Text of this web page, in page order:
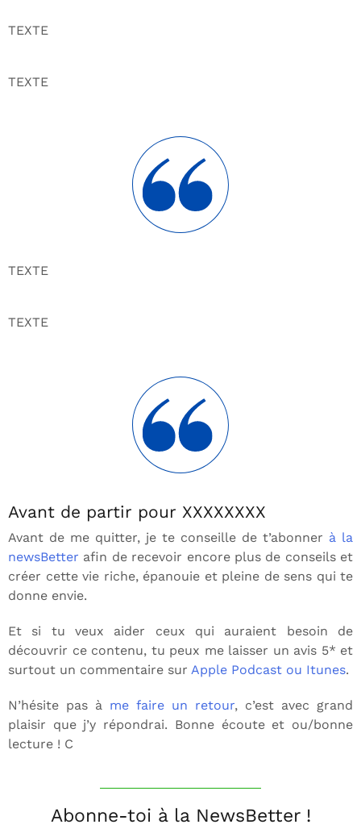
TEXTE
TEXTE
TEXTE
TEXTE
Avant de partir pour XXXXXXXX
Avant de me quitter, je te conseille de t’abonner à la
newsBetter afin de recevoir encore plus de conseils et
créer cette vie riche, épanouie et pleine de sens qui te
donne envie.
Et si tu veux aider ceux qui auraient besoin de
découvrir ce contenu, tu peux me laisser un avis 5* et
surtout un commentaire sur Apple Podcast ou Itunes.
N’hésite pas à me faire un retour, c’est avec grand
plaisir que j’y répondrai. Bonne écoute et ou/bonne
lecture ! C
Abonne-toi à la NewsBetter !